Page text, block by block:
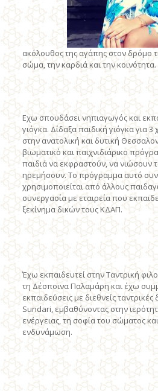
ακόλουθος της αγάπης στον δρόμο
σώμα, την καρδιά και την κοινότητα.
Εχω σπουδάσει νηπιαγωγός και
γιόγκα. Δίδαξα παιδική γιόγκα για
στην ανατολική και δυτική
βιωματικό και παιχνιδιάρικο
παιδιά να εκφραστούν, να νιώσουν
ηρεμήσουν. Το πρόγραμμα αυτό
χρησιμοποιείται από άλλους
συνεργασία με εταιρεία που
ξεκίνημα δικών τους ΚΔΑΠ.
Έχω εκπαιδευτεί στην Ταντρική
τη Δέσποινα Παλαμάρη και έχω
εκπαιδεύσεις με διεθνείς
Sundari, εμβαθύνοντας στην
ενέργειας, τη σοφία του σώματος
ενδυνάμωση.